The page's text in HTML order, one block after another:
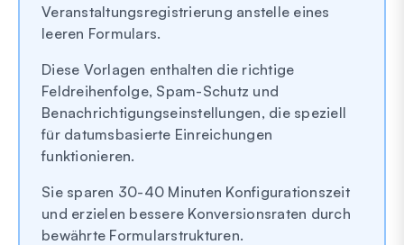
Veranstaltungsregistrierung anstelle eines
leeren Formulars.
Diese Vorlagen enthalten die richtige
Feldreihenfolge, Spam-Schutz und
Benachrichtigungseinstellungen, die speziell
für datumsbasierte Einreichungen
funktionieren.
Sie sparen 30-40 Minuten Konfigurationszeit
und erzielen bessere Konversionsraten durch
bewährte Formularstrukturen.